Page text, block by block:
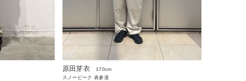
原田芽衣
170cm
スノーピーク 表参道